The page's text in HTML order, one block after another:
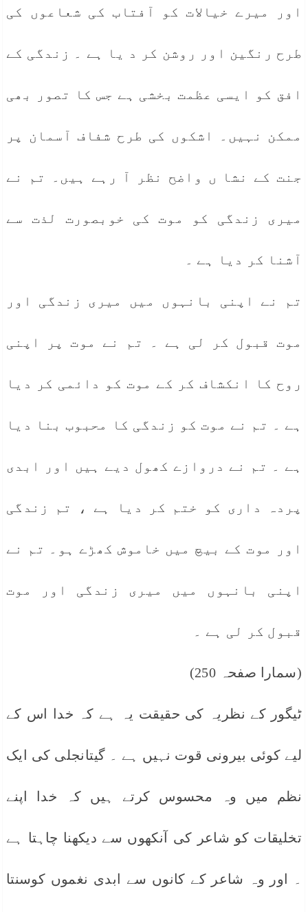
اور میرے خیالات کو آفتاب کی شعاعوں کی
طرح رنگین اور روشن کر د یا ہے ۔ زندگی کے
افق کو ایسی عظمت بخشی ہے جس کا تصور بھی
ممکن نہیں۔ اشکوں کی طرح شفاف آسمان پر
جنت کے نشا ں واضح نظر آ رہے ہیں۔ تم نے
میری زندگی کو موت کی خوبصورت لذت سے
آشنا کر دیا ہے ۔
تم نے اپنی بانہوں میں میری زندگی اور
موت قبول کر لی ہے ۔ تم نے موت پر اپنی
روح کا انکشاف کر کے موت کو دائمی کر دیا
ہے ۔ تم نے موت کو زندگی کا محبوب بنا دیا
ہے ۔ تم نے دروازے کھول دیے ہیں اور ابدی
پردہ داری کو ختم کر دیا ہے ، تم زندگی
اور موت کے بیچ میں خاموش کھڑے ہو۔ تم نے
اپنی بانہوں میں میری زندگی اور موت
قبول کر لی ہے ۔
(سمارا صفحہ 250)
ٹیگور کے نظریہ کی حقیقت یہ ہے کہ خدا اس کے
لیے کوئی بیرونی قوت نہیں ہے ۔ گیتانجلی کی ایک
نظم میں وہ محسوس کرتے ہیں کہ خدا اپنے
تخلیقات کو شاعر کی آنکھوں سے دیکھنا چاہتا ہے
۔ اور وہ شاعر کے کانوں سے ابدی نغموں کوسنتا